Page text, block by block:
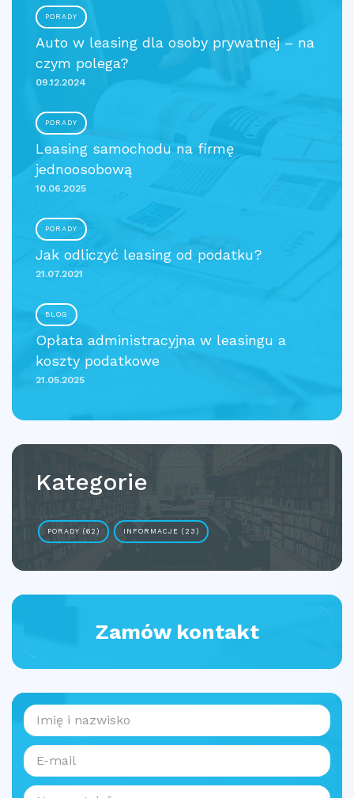
PORADY
Auto w leasing dla osoby prywatnej – na
czym polega?
09.12.2024
PORADY
Leasing samochodu na firmę
jednoosobową
10.06.2025
PORADY
Jak odliczyć leasing od podatku?
21.07.2021
BLOG
Opłata administracyjna w leasingu a
koszty podatkowe
21.05.2025
Kategorie
PORADY (62) INFORMACJE (23)
Zamów kontakt